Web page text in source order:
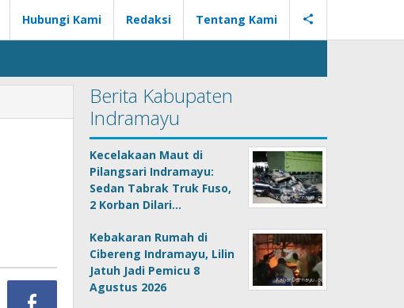
Hubungi Kami Redaksi Tentang Kami
Berita Kabupaten
Indramayu
Kecelakaan Maut di
Pilangsari Indramayu:
Sedan Tabrak Truk Fuso,
2 Korban Dilari…
Kebakaran Rumah di
Cibereng Indramayu, Lilin
Jatuh Jadi Pemicu 8
Agustus 2026